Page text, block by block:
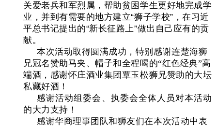
关爱老兵和军烈属，帮助贫困学生更好地完成学
业，并到有需要的地方建立“狮子学校” ，在习近
平总书记提出的“新长征路上”做出自己应有的贡
献。
本次活动取得圆满成功，特别感谢连楚海狮
兄冠名赞助马夹、帽子和全程喝的“红色经典”高
端酒，感谢怀庄酒业集团覃玉松狮兄赞助的大坛
私藏好酒！
感谢活动组委会、执委会全体人员对本活动
的大力支持！
感谢华商理事团队和狮友们在本次活动中表